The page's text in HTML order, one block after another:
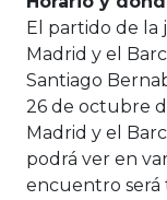
El partido de la
Madrid y el
Santiago
26 de octubre
Madrid y el
podrá ver en
encuentro será